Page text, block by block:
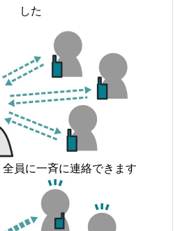
した
員に一斉に連絡できます